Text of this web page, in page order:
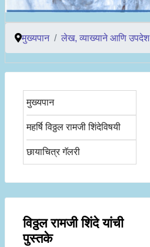
मुख्यपान लेख, व्याख्याने आणि उपदेश
मुख्यपान
महर्षि विठ्ठल रामजी शिंदेविषयी
छायाचित्र गॅलरी
विठ्ठल रामजी शिंदे यांची
पुस्तके